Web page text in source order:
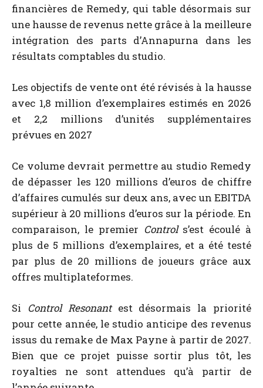
financières de Remedy, qui table désormais sur
une hausse de revenus nette grâce à la meilleure
intégration des parts d’Annapurna dans les
résultats comptables du studio.
Les objectifs de vente ont été révisés à la hausse
avec 1,8 million d’exemplaires estimés en 2026
et 2,2 millions d’unités supplémentaires
prévues en 2027
Ce volume devrait permettre au studio Remedy
de dépasser les 120 millions d’euros de chiffre
d’affaires cumulés sur deux ans, avec un EBITDA
supérieur à 20 millions d’euros sur la période. En
comparaison, le premier Controls’est écoulé à
plus de 5 millions d’exemplaires, et a été testé
par plus de 20 millions de joueurs grâce aux
offres multiplateformes.
Si Control Resonantest désormais la priorité
pour cette année, le studio anticipe des revenus
issus du remake de Max Payne à partir de 2027.
Bien que ce projet puisse sortir plus tôt, les
royalties ne sont attendues qu’à partir de